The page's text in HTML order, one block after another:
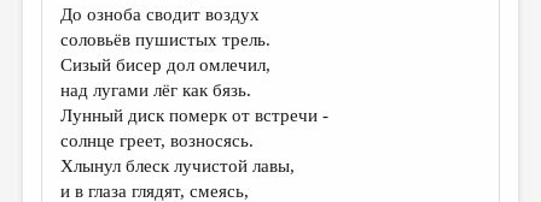
ПРАВИЛА САЙТА
ОТДЕЛЫ И РУБРИКИ
ИЗБРАННОЕ
ДАЙДЖЕСТ
ПРОИЗВЕДЕНИЯ
До озноба сводит воздух
соловьёв пушистых трель.
Сизый бисер дол омлечил,
над лугами лёг как бязь.
Лунный диск померк от встречи -
солнце греет, возносясь.
Хлынул блеск лучистой лавы,
и в глаза глядят, смеясь,